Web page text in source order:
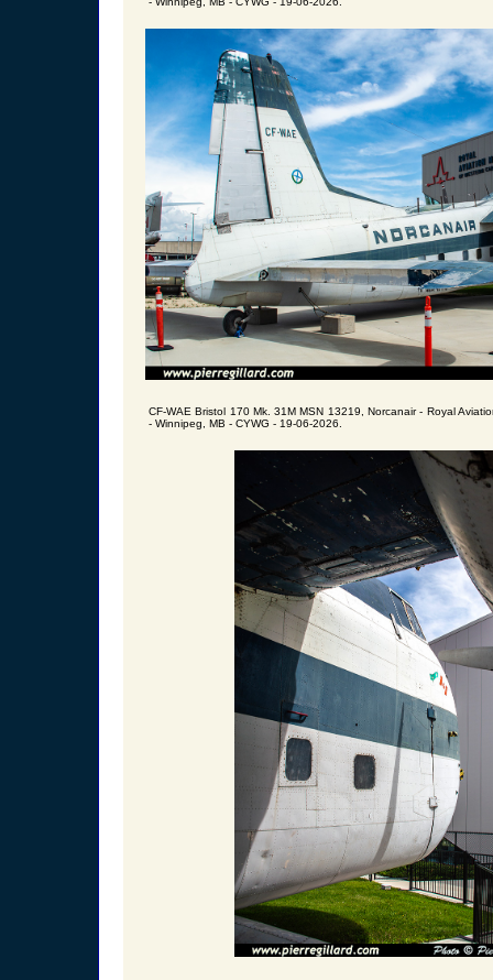
CF-WAE Bristol 170 Mk. 31M MSN 13219, Norcanair - Royal
- Winnipeg, MB - CYWG - 19-06-2026.